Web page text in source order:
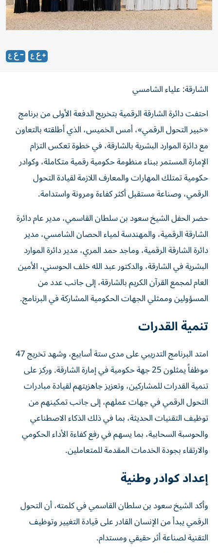
الشارقة: علياء الشامسي
احتفت دائرة الشارقة الرقمية بتخريج الدفعة الأولى من برنامج
«خبير التحول الرقمي»، أمس الخميس، الذي أطلقته بالتعاون
مع دائرة الموارد البشرية بالشارقة، في خطوة تعكس التزام
الإمارة المستمر ببناء منظومة حكومية رقمية متكاملة، وكوادر
حكومية تمتلك المهارات والمعارف اللازمة لقيادة التحول
الرقمي، وصناعة مستقبل أكثر كفاءة ومرونة واستدامة.
حضر الحفل الشيخ سعود بن سلطان القاسمي، مدير عام دائرة
الشارقة الرقمية، والمهندسة لمياء الحصان الشامسي، مدير
دائرة الشارقة الرقمية، وماجد حمد المري، مدير دائرة الموارد
البشرية في الشارقة، والدكتور عبد الله خلف الحوسني، الأمين
العام لمجمع القرآن الكريم بالشارقة، إلى جانب عدد من
المسؤولين وممثلي الجهات الحكومية المشاركة في البرنامج.
تنمية القدرات
امتد البرنامج التدريبي على مدى ستة أسابيع، وشهد تخريج 47
موظفاً يمثلون 25 جهة حكومية في إمارة الشارقة. وركز على
تنمية القدرات للمشاركين، وتعزيز جاهزيتهم لقيادة مبادرات
التحول الرقمي في جهات عملهم، إلى جانب تمكينهم من
توظيف التقنيات الحديثة، بما في ذلك الذكاء الاصطناعي
والحوسبة السحابية، بما يسهم في رفع كفاءة الأداء الحكومي
والارتقاء بجودة الخدمات المقدمة للمتعاملين.
إعداد كوادر وطنية
وأكد الشيخ سعود بن سلطان القاسمي في كلمته، أن التحول
الرقمي يبدأ من الإنسان القادر على قيادة التغيير وتوظيف
التقنية لصناعة أثر حقيقي ومستدام.